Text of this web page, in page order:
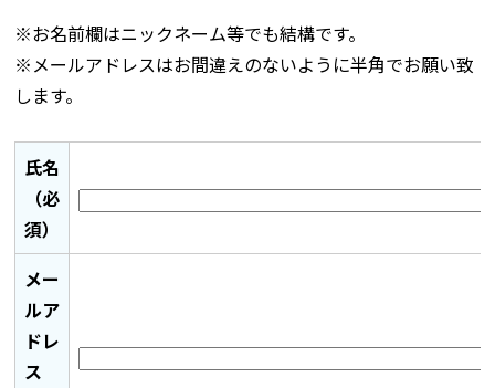
※お名前欄はニックネーム等でも結構です。
※メールアドレスはお間違えのないように半角でお願い致
します。
氏名
（必
須）
メー
ルア
ドレ
ス